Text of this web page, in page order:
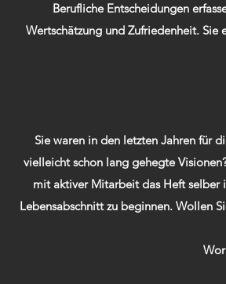
Berufliche Entscheidungen
Wertschätzung und Zufriedenheit.
Sie waren in den letzten Jahren für
vielleicht schon lang gehegte
mit aktiver Mitarbeit das Heft selber
Lebensabschnitt zu beginnen. Wollen